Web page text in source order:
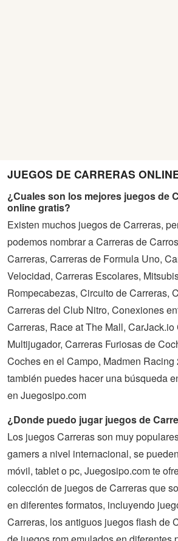
JUEGOS DE CARRERAS
¿Cuales son los mejores juegos de
online gratis?
Existen muchos juegos de Carreras,
podemos nombrar a Carreras de
Carreras, Carreras de Formula Uno,
Velocidad, Carreras Escolares,
Rompecabezas, Circuito de Carreras,
Carreras del Club Nitro, Conexiones
Carreras, Race at The Mall, CarJack.io
Multijugador, Carreras Furiosas de
Coches en el Campo, Madmen Racing
también puedes hacer una búsqueda
en Juegosipo.com
¿Donde puedo jugar juegos de
Los juegos Carreras son muy
gamers a nivel internacional, se
móvil, tablet o pc, Juegosipo.com te
colección de juegosdeCarrerasque
en diferentes formatos, incluyendo
Carreras, los antiguos juegos flash de